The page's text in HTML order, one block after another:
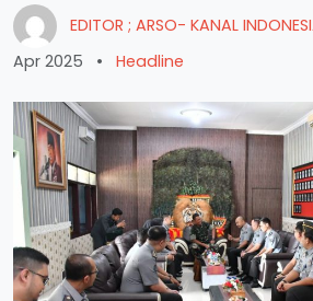
EDITOR ; ARSO- KANAL
Apr 2025
• Headline